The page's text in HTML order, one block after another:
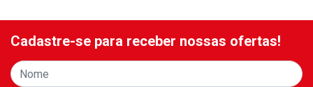
Cadastre-se para receber nossas ofertas!